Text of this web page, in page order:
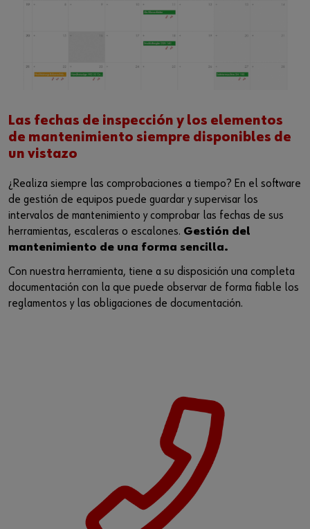
Las fechas de inspección y los elementos
de mantenimiento siempre disponibles de
un vistazo
¿Realiza siempre las comprobaciones a tiempo? En el software
de gestión de equipos puede guardar y supervisar los
intervalos de mantenimiento y comprobar las fechas de sus
herramientas, escaleras o escalones. Gestión del
mantenimiento de una forma sencilla.
Con nuestra herramienta, tiene a su disposición una completa
documentación con la que puede observar de forma fiable los
reglamentos y las obligaciones de documentación.